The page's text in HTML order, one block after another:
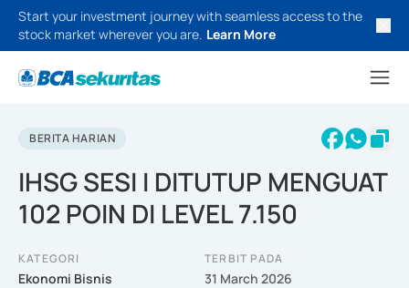
Start your investment journey with seamless access to the
stock market wherever you are. Learn More
BERITA HARIAN
IHSG SESI I DITUTUP MENGUAT
102 POIN DI LEVEL 7.150
KATEGORI
Ekonomi Bisnis
TERBIT PADA
31 March 2026